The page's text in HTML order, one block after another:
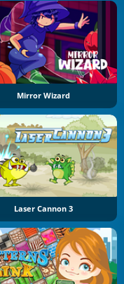
Mirror Wizard
Laser Cannon 3